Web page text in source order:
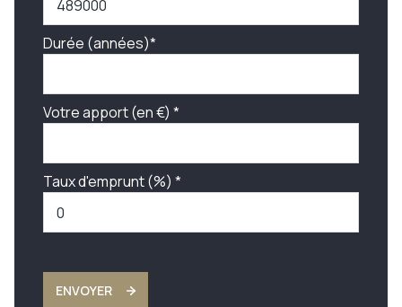
Durée (années)*
Votre apport (en €) *
Taux d'emprunt (%) *
ENVOYER